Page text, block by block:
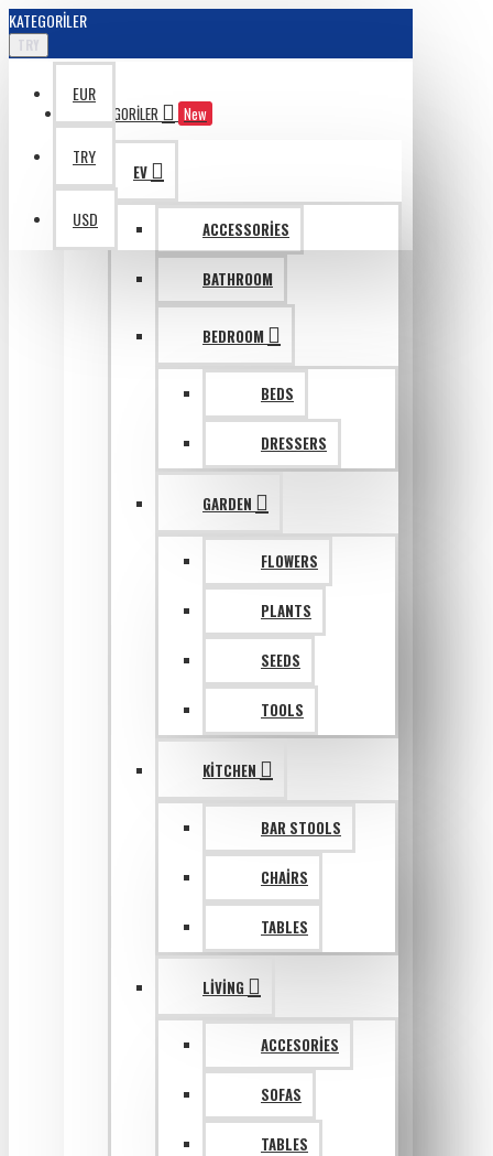
KATEGORILER
TRY
EUR
TRY
USD
KATAGORILER New
EV
ACCESSORIES
BATHROOM
BEDROOM
BEDS
DRESSERS
GARDEN
FLOWERS
PLANTS
SEEDS
TOOLS
KITCHEN
BAR STOOLS
CHAIRS
TABLES
LIVING
ACCESORIES
SOFAS
TABLES